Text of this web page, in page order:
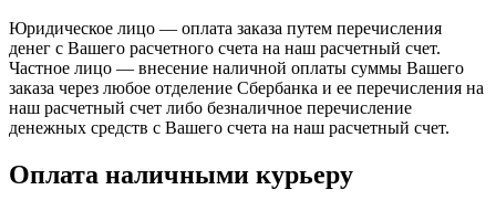
Юридическое лицо — оплата заказа путем перечисления
денег с Вашего расчетного счета на наш расчетный счет.
Частное лицо — внесение наличной оплаты суммы Вашего
заказа через любое отделение Сбербанка и ее перечисления на
наш расчетный счет либо безналичное перечисление
денежных средств с Вашего счета на наш расчетный счет.
Оплата наличными курьеру